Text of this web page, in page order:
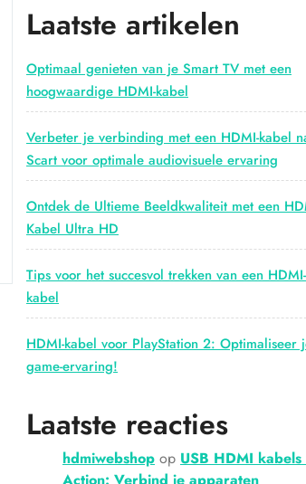
Laatste artikelen
Optimaal genieten van je Smart TV met een
hoogwaardige HDMI-kabel
Verbeter je verbinding met een HDMI-kabel
Scart voor optimale audiovisuele ervaring
Ontdek de Ultieme Beeldkwaliteit met een
Kabel Ultra HD
Tips voor het succesvol trekken van een HDMI-
kabel
HDMI-kabel voor PlayStation 2: Optimaliseer
game-ervaring!
Laatste reacties
hdmiwebshop op USB HDMI kabels